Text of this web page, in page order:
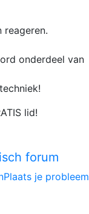
reageren.
onderdeel van
lid!
Plaats je probleem